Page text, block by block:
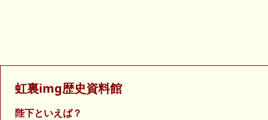
虹裏img歴史資料館
陛下といえば？